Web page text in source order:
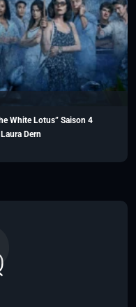
White Lotus” Saison 4
Dern